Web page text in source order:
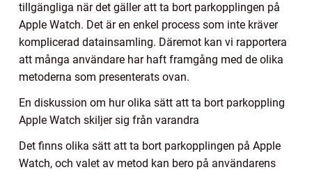
tillgängliga när det gäller att ta bort parkopplingen på
Apple Watch. Det är en enkel process som inte kräver
komplicerad datainsamling. Däremot kan vi rapportera
att många användare har haft framgång med de olika
metoderna som presenterats ovan.
En diskussion om hur olika sätt att ta bort parkoppling
Apple Watch skiljer sig från varandra
Det finns olika sätt att ta bort parkopplingen på Apple
Watch, och valet av metod kan bero på användarens